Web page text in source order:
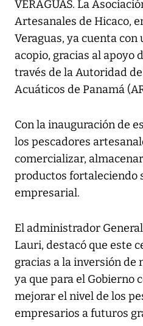
VERAGUAS. La
Artesanales de Hicaco,
Veraguas, ya cuenta con
acopio, gracias al apoyo
través de la Autoridad
Acuáticos de Panamá
Con la inauguración de
los pescadores
comercializar,
productos fortaleciendo
empresarial.
El administrador
Lauri, destacó que este
gracias a la inversión de
ya que para el Gobierno
mejorar el nivel de los
empresarios a futuros